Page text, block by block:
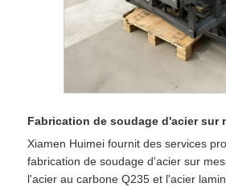
Fabrication de soudage d'acier sur
Xiamen Huimei fournit des services
fabrication de soudage d'acier sur
l'acier au carbone Q235 et l'acier